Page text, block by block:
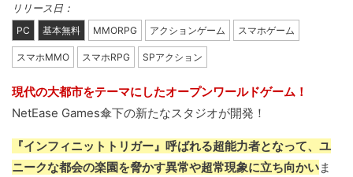
リリース日：
PC 基本無料 MMORPG アクションゲーム スマホゲーム
スマホMMO スマホRPG SPアクション
現代の大都市をテーマにしたオープンワールドゲーム！
NetEase Games傘下の新たなスタジオが開発！
『インフィニットトリガー』呼ばれる超能力者となって、ユ
ニークな都会の楽園を脅かす異常や超常現象に立ち向かいま